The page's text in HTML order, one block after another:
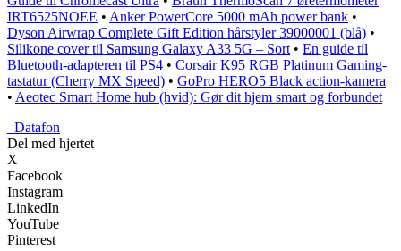
IRT6525NOEE • Anker PowerCore 5000 mAh power bank •
Dyson Airwrap Complete Gift Edition hårstyler 39000001 (blå) •
Silikone cover til Samsung Galaxy A33 5G – Sort • En guide til
Bluetooth-adapteren til PS4 • Corsair K95 RGB Platinum Gaming-
tastatur (Cherry MX Speed) • GoPro HERO5 Black action-kamera
• Aeotec Smart Home hub (hvid): Gør dit hjem smart og forbundet
Datafon
Del med hjertet
X
Facebook
Instagram
LinkedIn
YouTube
Pinterest